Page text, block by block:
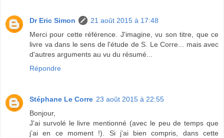
Dr Eric Simon
21 août 2015 à 17:48
Merci pour cette référence. J'imagine, vu son titre, que ce
livre va dans le sens de l'étude de S. Le Corre... mais avec
d'autres arguments au vu du résumé...
Répondre
Stéphane Le Corre 23 août 2015 à 22:55
Bonjour,
J’ai survolé le livre mentionné (avec le peu de temps que
j’ai en ce moment !). Si j’ai bien compris, dans cette